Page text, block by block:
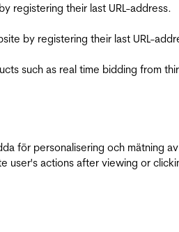
registering their last URL-address.
by registering their last URL-
such as real time bidding from
för personalisering och mätning
actions after viewing or